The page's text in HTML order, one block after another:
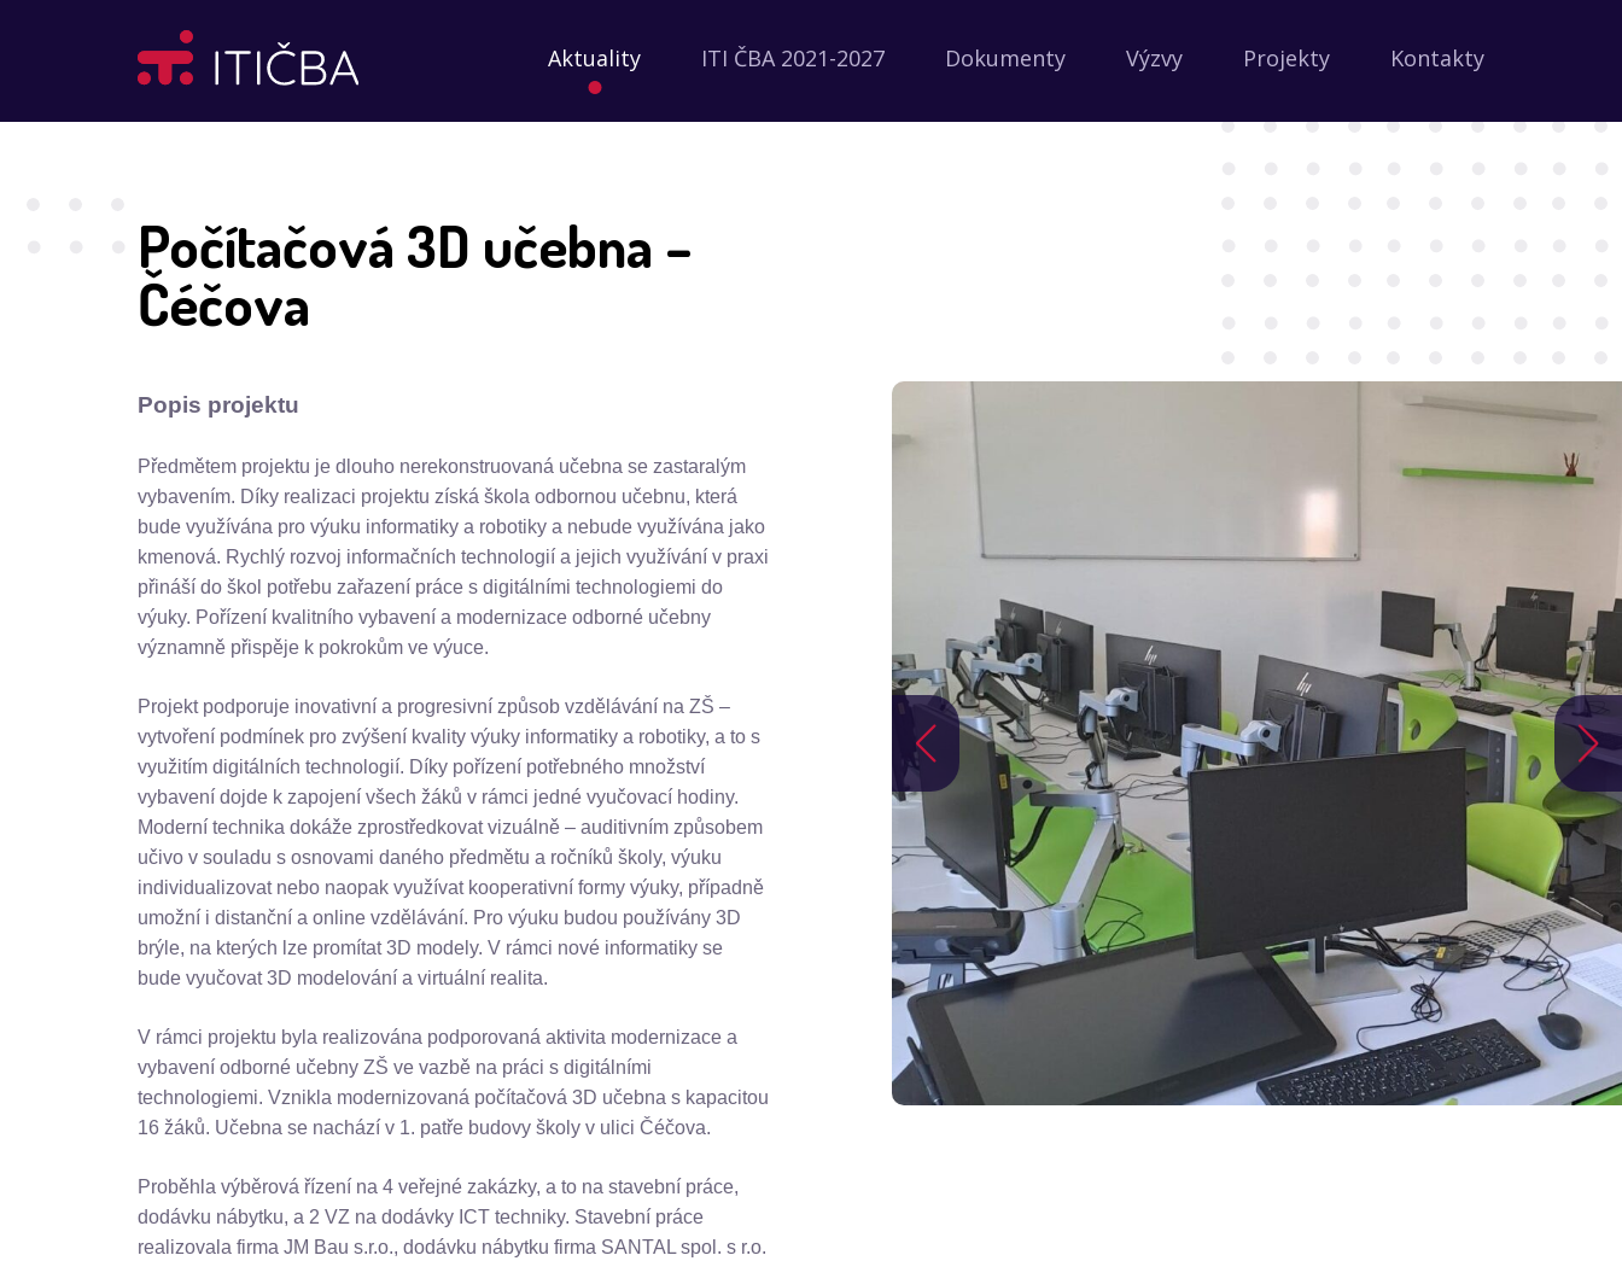
Aktuality ITI ČBA 2021-2027 Dokumenty Výzvy Projekty Kontakty
Počítačová 3D učebna –
Čéčova
Popis projektu
Předmětem projektu je dlouho nerekonstruovaná učebna se zastaralým
vybavením. Díky realizaci projektu získá škola odbornou učebnu, která
bude využívána pro výuku informatiky a robotiky a nebude využívána jako
kmenová. Rychlý rozvoj informačních technologií a jejich využívání v praxi
přináší do škol potřebu zařazení práce s digitálními technologiemi do
výuky. Pořízení kvalitního vybavení a modernizace odborné učebny
významně přispěje k pokrokům ve výuce.
Projekt podporuje inovativní a progresivní způsob vzdělávání na ZŠ –
vytvoření podmínek pro zvýšení kvality výuky informatiky a robotiky, a to s
využitím digitálních technologií. Díky pořízení potřebného množství
vybavení dojde k zapojení všech žáků v rámci jedné vyučovací hodiny.
Moderní technika dokáže zprostředkovat vizuálně – auditivním způsobem
učivo v souladu s osnovami daného předmětu a ročníků školy, výuku
individualizovat nebo naopak využívat kooperativní formy výuky, případně
umožní i distanční a online vzdělávání. Pro výuku budou používány 3D
brýle, na kterých lze promítat 3D modely. V rámci nové informatiky se
bude vyučovat 3D modelování a virtuální realita.
V rámci projektu byla realizována podporovaná aktivita modernizace a
vybavení odborné učebny ZŠ ve vazbě na práci s digitálními
technologiemi. Vznikla modernizovaná počítačová 3D učebna s kapacitou
16 žáků. Učebna se nachází v 1. patře budovy školy v ulici Čéčova.
Proběhla výběrová řízení na 4 veřejné zakázky, a to na stavební práce,
dodávku nábytku, a 2 VZ na dodávky ICT techniky. Stavební práce
realizovala firma JM Bau s.r.o., dodávku nábytku firma SANTAL spol. s r.o.